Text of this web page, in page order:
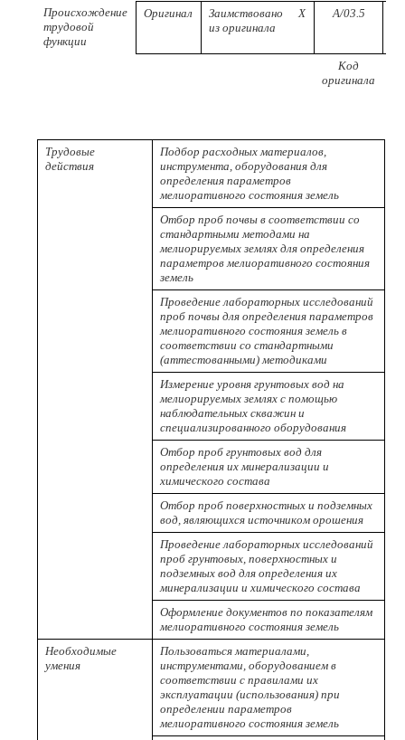
Происхождение
трудовой
функции
Оригинал
Заимствовано
из оригинала
X A/03.5
Код
оригинала
Трудовые
действия
Подбор расходных материалов,
инструмента, оборудования для
определения параметров
мелиоративного состояния земель
Отбор проб почвы в соответствии со
стандартными методами на
мелиорируемых землях для определения
параметров мелиоративного состояния
земель
Проведение лабораторных исследований
проб почвы для определения параметров
мелиоративного состояния земель в
соответствии со стандартными
(аттестованными) методиками
Измерение уровня грунтовых вод на
мелиорируемых землях с помощью
наблюдательных скважин и
специализированного оборудования
Отбор проб грунтовых вод для
определения их минерализации и
химического состава
Отбор проб поверхностных и подземных
вод, являющихся источником орошения
Проведение лабораторных исследований
проб грунтовых, поверхностных и
подземных вод для определения их
минерализации и химического состава
Оформление документов по показателям
мелиоративного состояния земель
Необходимые
умения
Пользоваться материалами,
инструментами, оборудованием в
соответствии с правилами их
эксплуатации (использования) при
определении параметров
мелиоративного состояния земель